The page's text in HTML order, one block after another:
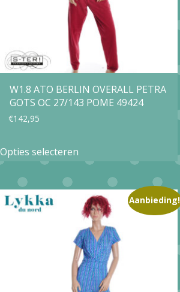
W1.8 ATO BERLIN OVERALL PETRA
GOTS OC 27/143 POME 49424
€142,95
Opties selecteren
product
meerdere
variaties.
Deze
optie
kan
Aanbieding!